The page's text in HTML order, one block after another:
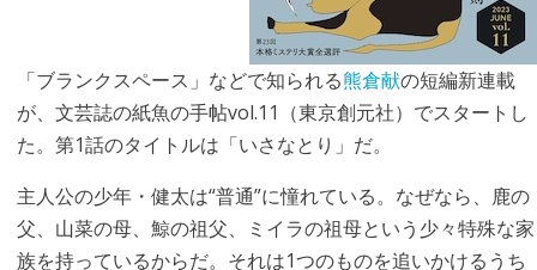
「ブランクスペース」などで知られる熊倉献の短編新連載
が、文芸誌の紙魚の手帖vol.11（東京創元社）でスタートし
た。第1話のタイトルは「いさなとり」だ。
主人公の少年・健太は“普通”に憧れている。なぜなら、鹿の
父、山菜の母、鯨の祖父、ミイラの祖母という少々特殊な家
族を持っているからだ。それは1つのものを追いかけるうち